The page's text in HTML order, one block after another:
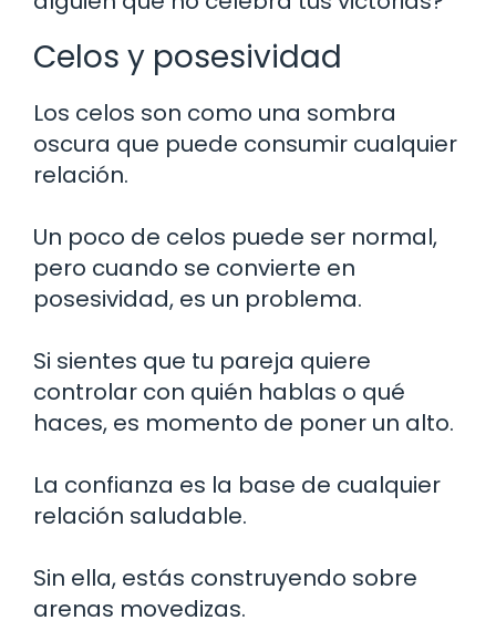
Celos y posesividad
Los celos son como una sombra
oscura que puede consumir cualquier
relación.
Un poco de celos puede ser normal,
pero cuando se convierte en
posesividad, es un problema.
Si sientes que tu pareja quiere
controlar con quién hablas o qué
haces, es momento de poner un alto.
La confianza es la base de cualquier
relación saludable.
Sin ella, estás construyendo sobre
arenas movedizas.